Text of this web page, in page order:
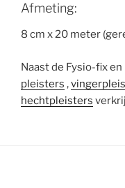
Afmeting:
8 cm x 20 meter
Naast de Fysio-fix
pleisters ,
hechtpleisters